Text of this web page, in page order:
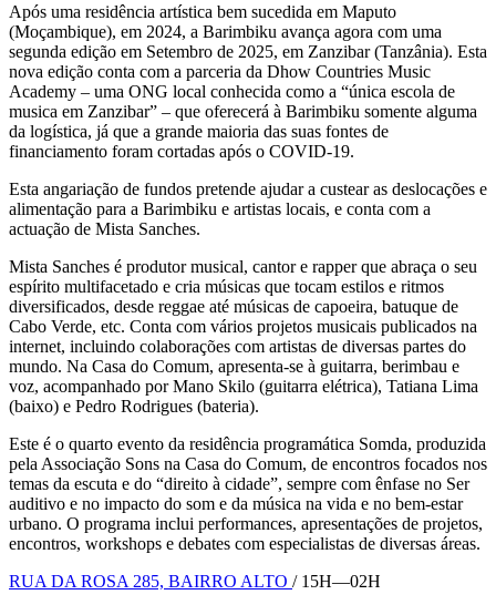
Após uma residência artística bem sucedida em Maputo
(Moçambique), em 2024, a Barimbiku avança agora com uma
segunda edição em Setembro de 2025, em Zanzibar (Tanzânia). Esta
nova edição conta com a parceria da Dhow Countries Music
Academy – uma ONG local conhecida como a “única escola de
musica em Zanzibar” – que oferecerá à Barimbiku somente alguma
da logística, já que a grande maioria das suas fontes de
financiamento foram cortadas após o COVID-19.
Esta angariação de fundos pretende ajudar a custear as deslocações e
alimentação para a Barimbiku e artistas locais, e conta com a
actuação de Mista Sanches.
Mista Sanches é produtor musical, cantor e rapper que abraça o seu
espírito multifacetado e cria músicas que tocam estilos e ritmos
diversificados, desde reggae até músicas de capoeira, batuque de
Cabo Verde, etc. Conta com vários projetos musicais publicados na
internet, incluindo colaborações com artistas de diversas partes do
mundo. Na Casa do Comum, apresenta-se à guitarra, berimbau e
voz, acompanhado por Mano Skilo (guitarra elétrica), Tatiana Lima
(baixo) e Pedro Rodrigues (bateria).
Este é o quarto evento da residência programática Somda, produzida
pela Associação Sons na Casa do Comum, de encontros focados nos
temas da escuta e do “direito à cidade”, sempre com ênfase no Ser
auditivo e no impacto do som e da música na vida e no bem-estar
urbano. O programa inclui performances, apresentações de projetos,
encontros, workshops e debates com especialistas de diversas áreas.
RUA DA ROSA 285, BAIRRO ALTO / 15H—02H